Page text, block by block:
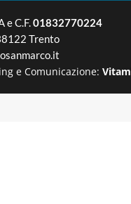
e C.F.01832770224
Trento
e Comunicazione: